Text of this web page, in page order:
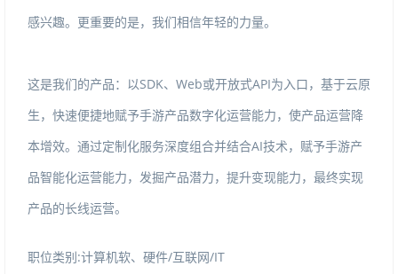
感兴趣。更重要的是，我们相信年轻的力量。
这是我们的产品：以SDK、Web或开放式API为入口，基于云原
生，快速便捷地赋予手游产品数字化运营能力，使产品运营降
本增效。通过定制化服务深度组合并结合AI技术，赋予手游产
品智能化运营能力，发掘产品潜力，提升变现能力，最终实现
产品的长线运营。
职位类别:计算机软、硬件/互联网/IT